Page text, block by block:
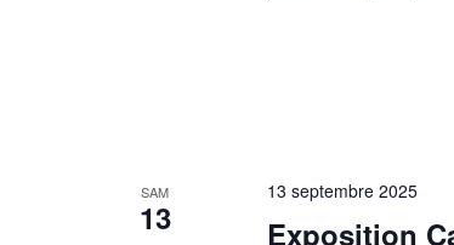
SAM
13 Exposition
13 septembre 2025